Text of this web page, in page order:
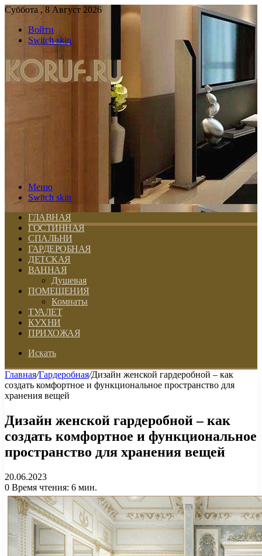
Суббота , 8 Август 2026
Войти
Switch skin
Меню
Switch skin
ГЛАВНАЯ
ГОСТИННАЯ
СПАЛЬНИ
ГАРДЕРОБНАЯ
ДЕТСКАЯ
ВАННАЯ
Душевая
ПОМЕЩЕНИЯ
Комнаты
ТУАЛЕТ
КУХНИ
ПРИХОЖАЯ
Искать
Главная/Гардеробная/Дизайн женской гардеробной – как
создать комфортное и функциональное пространство для
хранения вещей
Дизайн женской гардеробной – как
создать комфортное и функциональное
пространство для хранения вещей
20.06.2023
0 Время чтения: 6 мин.